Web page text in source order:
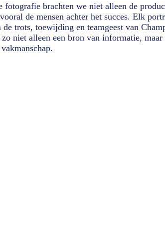
fotografie brachten we niet alleen de
de mensen achter het succes. Elk
trots, toewijding en teamgeest van
niet alleen een bron van informatie,